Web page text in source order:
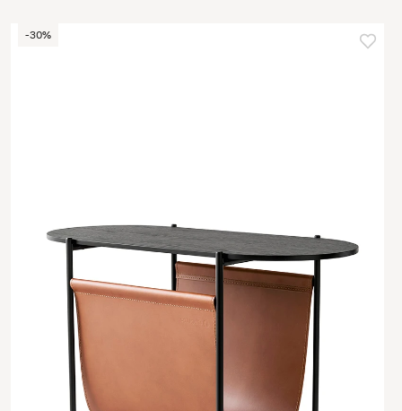
-30%